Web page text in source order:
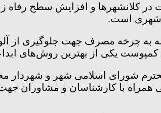
و افزایش سطح رفاه
شهری است.
به چرخه مصرف جهت جلوگیری از
کمپوست یکی از بهترین روش‌های
شورای اسلامی شهر و شهردار
با کارشناسان و مشاوران جهت